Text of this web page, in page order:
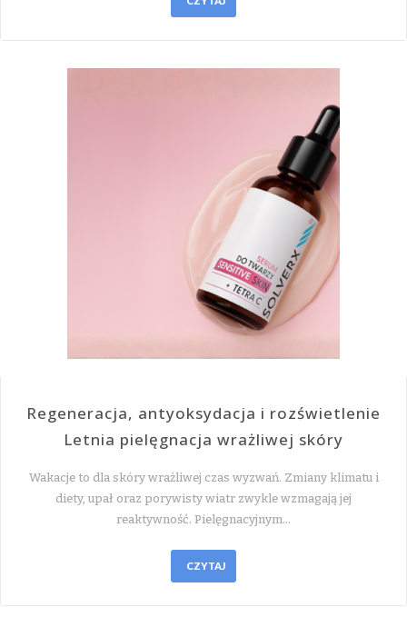
Regeneracja, antyoksydacja i rozświetlenie
Letnia pielęgnacja wrażliwej skóry
Wakacje to dla skóry wrażliwej czas wyzwań. Zmiany klimatu i
diety, upał oraz porywisty wiatr zwykle wzmagają jej
reaktywność. Pielęgnacyjnym…
CZYTAJ